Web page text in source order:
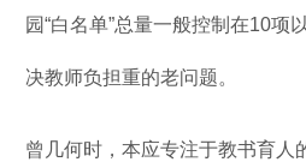
园“白名单”总量一般控制在10项
决教师负担重的老问题。
曾几何时，本应专注于教书育人